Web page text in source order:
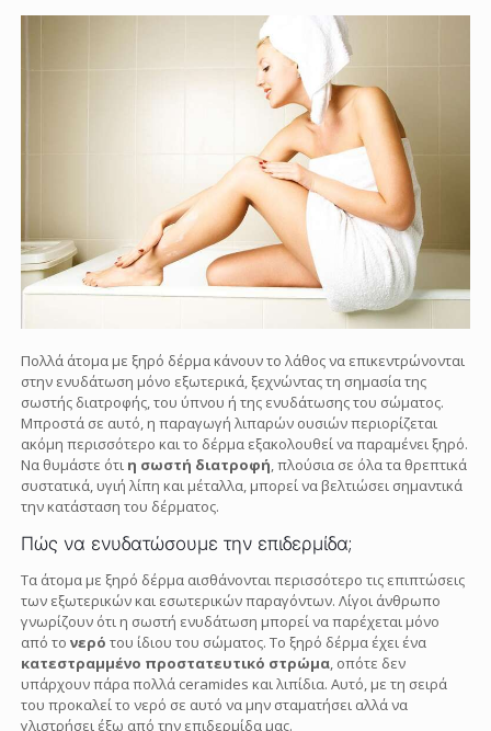
Πολλά άτομα με ξηρό δέρμα κάνουν το λάθος να επικεντρώνονται
στην ενυδάτωση μόνο εξωτερικά, ξεχνώντας τη σημασία της
σωστής διατροφής, του ύπνου ή της ενυδάτωσης του σώματος.
Μπροστά σε αυτό, η παραγωγή λιπαρών ουσιών περιορίζεται
ακόμη περισσότερο και το δέρμα εξακολουθεί να παραμένει ξηρό.
Να θυμάστε ότι η σωστή διατροφή, πλούσια σε όλα τα θρεπτικά
συστατικά, υγιή λίπη και μέταλλα, μπορεί να βελτιώσει σημαντικά
την κατάσταση του δέρματος.
Πώς να ενυδατώσουμε την επιδερμίδα;
Τα άτομα με ξηρό δέρμα αισθάνονται περισσότερο τις επιπτώσεις
των εξωτερικών και εσωτερικών παραγόντων. Λίγοι άνθρωπο
γνωρίζουν ότι η σωστή ενυδάτωση μπορεί να παρέχεται μόνο
από τονερό του ίδιου του σώματος. Το ξηρό δέρμα έχει ένα
κατεστραμμένο προστατευτικό στρώμα, οπότε δεν
υπάρχουν πάρα πολλά ceramides και λιπίδια. Αυτό, με τη σειρά
του προκαλεί το νερό σε αυτό να μην σταματήσει αλλά να
γλιστρήσει έξω από την επιδερμίδα μας.